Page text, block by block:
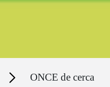
Secciones ONCE de cerca